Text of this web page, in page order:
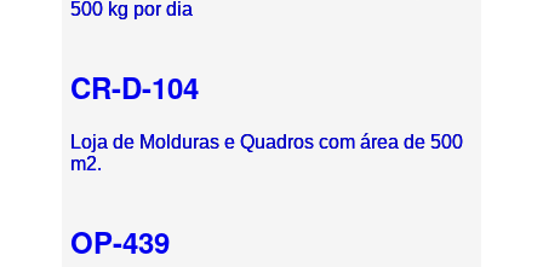
500 kg por dia
CR-D-104
Loja de Molduras e Quadros com área de 500
m2.
OP-439